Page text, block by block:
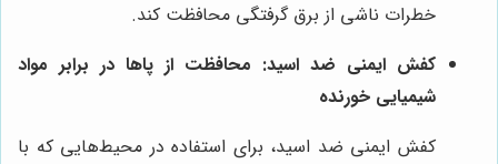
خطرات ناشی از برق گرفتگی محافظت کند.
کفش ایمنی ضد اسید: محافظت از پاها در برابر مواد
شیمیایی خورنده
کفش ایمنی ضد اسید، برای استفاده در محیط‌هایی که با